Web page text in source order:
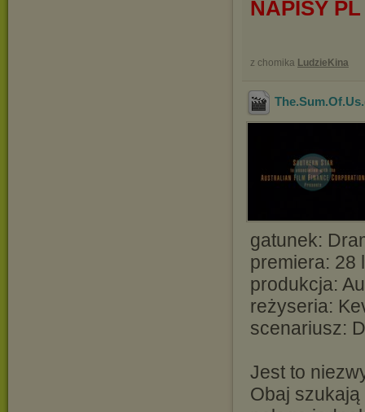
NAPISY PL
z chomika LudzieKina
gatunek:
premiera: 28
produkcja:
reżyseria:
scenariusz:
Jest to
Obaj